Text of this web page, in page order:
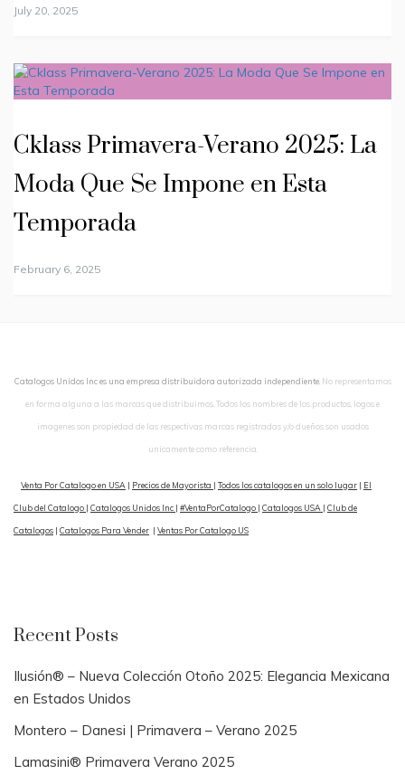
July 20, 2025
Cklass Primavera-Verano 2025: La
Moda Que Se Impone en Esta
Temporada
February 6, 2025
Catalogos Unidos Inc es una empresa distribuidora autorizada independiente. No representamos
en forma alguna a las marcas que distribuimos. Todos los nombres de los productos, logos e
imagenes son propiedad de las respectivas marcas registradas y/o dueños son usados
unicamente como referencia.
Venta Por Catalogo en USA Precios de Mayorista Todos los catalogos en un solo lugar El
Club del Catalogo Catalogos Unidos Inc #VentaPorCatalogo Catalogos USA Club de
Catalogos Catalogos Para Vender Ventas Por Catalogo US
Recent Posts
Ilusión® – Nueva Colección Otoño 2025: Elegancia Mexicana
en Estados Unidos
Montero – Danesi | Primavera – Verano 2025
Lamasini® Primavera Verano 2025